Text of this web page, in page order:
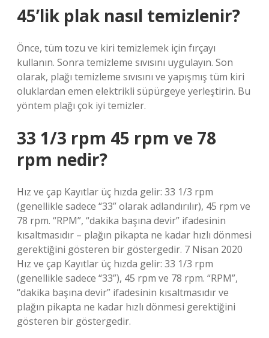
45’lik plak nasıl temizlenir?
Önce, tüm tozu ve kiri temizlemek için fırçayı
kullanın. Sonra temizleme sıvısını uygulayın. Son
olarak, plağı temizleme sıvısını ve yapışmış tüm kiri
oluklardan emen elektrikli süpürgeye yerleştirin. Bu
yöntem plağı çok iyi temizler.
33 1/3 rpm 45 rpm ve 78
rpm nedir?
Hız ve çap Kayıtlar üç hızda gelir: 33 1/3 rpm
(genellikle sadece “33” olarak adlandırılır), 45 rpm ve
78 rpm. “RPM”, “dakika başına devir” ifadesinin
kısaltmasıdır – plağın pikapta ne kadar hızlı dönmesi
gerektiğini gösteren bir göstergedir. 7 Nisan 2020
Hız ve çap Kayıtlar üç hızda gelir: 33 1/3 rpm
(genellikle sadece “33”), 45 rpm ve 78 rpm. “RPM”,
“dakika başına devir” ifadesinin kısaltmasıdır ve
plağın pikapta ne kadar hızlı dönmesi gerektiğini
gösteren bir göstergedir.